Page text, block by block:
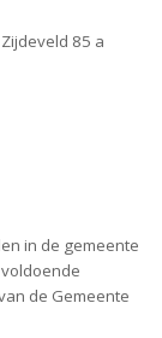
85 a
in de gemeente
de Gemeente